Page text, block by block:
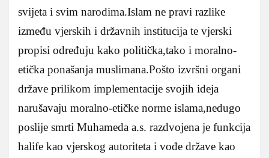
svijeta i svim narodima.Islam ne pravi razlike
između vjerskih i državnih institucija te vjerski
propisi određuju kako politička,tako i moralno-
etička ponašanja muslimana.Pošto izvršni organi
države prilikom implementacije svojih ideja
narušavaju moralno-etičke norme islama,nedugo
poslije smrti Muhameda a.s. razdvojena je funkcija
halife kao vjerskog autoriteta i vođe države kao